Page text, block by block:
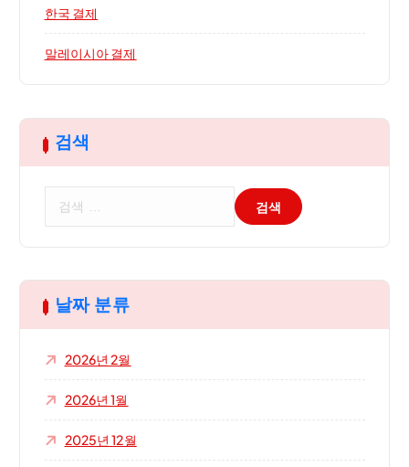
한국 결제
말레이시아 결제
검색
날짜 분류
2026년 2월
2026년 1월
2025년 12월